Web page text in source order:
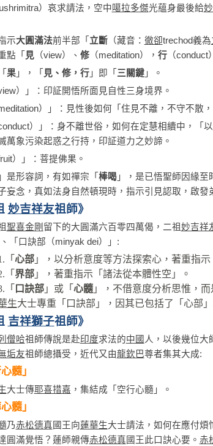
）哀求請法，空中噶拉多傑光蘊身最後給
示大圓滿法前半部「 立斷（藏音： 徹卻trechod義為
點「 見（view）、 修（meditation）， 行（conduct
果」，「 見、修，行」即「 三關鍵」。
）」：印証開悟所面見自性三身境界。
）」：見性後如何「住見不離，不守不散
）」：身不離世俗，如何在定慧相續中，「
萬象污染起惑之行持，印証道力之妙諦。
）」：菩提佛果。
是形容詞，有如禪宗「 棒喝」，是已悟聖師因緣至
妄念，真如法身自然頓現時，指示引見認取，啟發
妙吉祥友祖師》
聖喜金剛 留下的大圓滿六百零四萬偈，二祖妙吉祥
「口訣部（minyak dei）」:
「 心部」，以分析意度等方法探索心，著重指示
「 界部」，著重指示「諸法從本體性空」。
「 口訣部」或「 心髓」，不借意度分析思惟，
生大士專重「口訣部」，因其已包括了「心部
吉祥獅子祖師》
僧哈祖師傳說是赴印度求法的中國 人，以後幾位大
垢友祖師總攝受，近代又由龍欽巴尊者集其大成:
髓」
大士傳耶喜措嘉 ，集結成「空行心髓」。
髓」
乃赤松德真 國王向蓮華生大士請法，如何在應付煩
圓滿覺悟？蓮師親傳赤松德真 國王此口訣心要。 赤